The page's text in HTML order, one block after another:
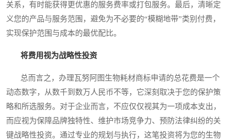
关系，有时能获得更优惠的服务费率或打包服务。最后，清晰定
义您的产品与服务范围，避免为不必要的“模糊地带”类别付费，
实现保护范围与成本的最优配比。
将费用视为战略性投资
总而言之，办理瓦努阿图生物耗材商标申请的总花费是一个
动态数字，从数千到数万人民币不等，它深刻取决于您的保护策
略和所选服务。对于企业而言，不应仅仅视其为一项成本支出，
而应视为保障品牌独特性、维护市场竞争力、预防法律纠纷的关
键战略性投资。通过专业的规划与执行，这笔投资将为您的生物